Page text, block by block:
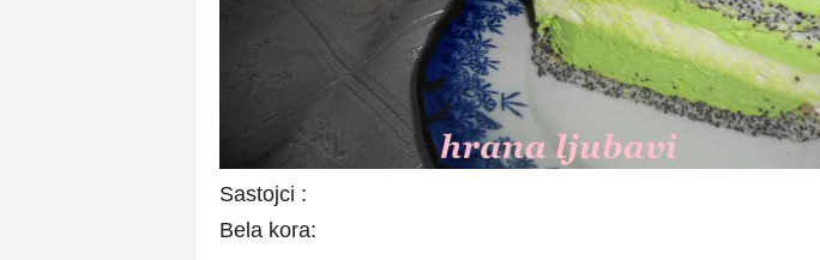
Sastojci :
Bela kora: